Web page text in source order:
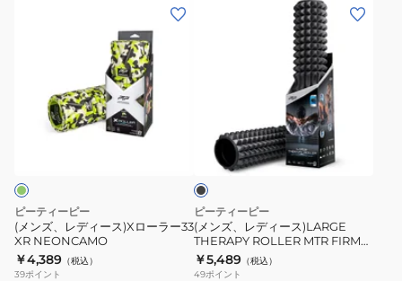
FOOT
ROLLER
ロ
ー
ラ
ー
33
ピーティーピー
(メンズ、レディース)Xローラー33
XR NEONCAMO
￥4,389 （税込）
39ポイント
ス)LARGE
THERAPY
ROLLER
MTR
FIRM
LARGE
ブ
ピーティーピー
(メンズ、レディース)LARGE
THERAPY ROLLER MTR FIRM
LARGE
￥5,489 （税込）
49ポイント